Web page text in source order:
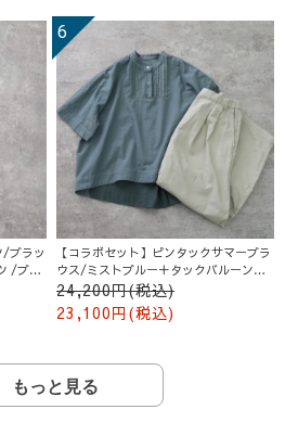
/ブラッ
/ブル
【コラボセット】ピンタックサマーブラ
ウス/ミストブルー＋タックバルーンパ
ンツ/グレージュ
24,200円(税込)
23,100円(税込)
もっと見る